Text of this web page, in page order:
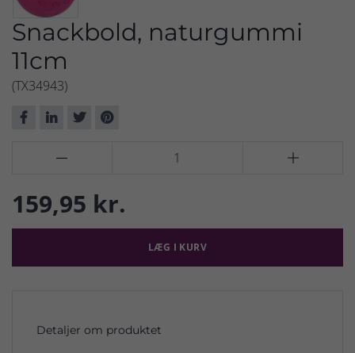
Snackbold, naturgummi
11cm
(TX34943)
 
159,95 kr.
LÆG I KURV
Detaljer om produktet